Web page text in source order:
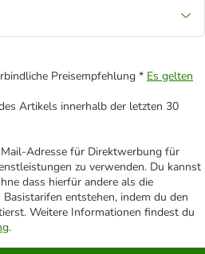
Preisempfehlung * Es gelten
Artikels innerhalb der letzten 30
Adresse für Direktwerbung für
zu verwenden. Du kannst
dass hierfür andere als die
entstehen, indem du den
Weitere Informationen findest du
.